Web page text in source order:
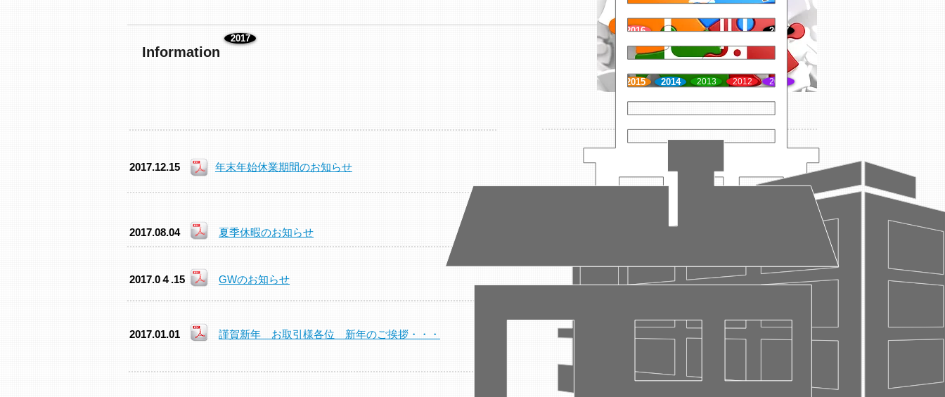
2016
2011
2017
2014
2015 2013 2012
Information
2017
2017.12.15 年末年始休業期間のお知らせ
2017.08.04 夏季休暇のお知らせ
2017.0４.15 GWのお知らせ
2017.01.01 謹賀新年 お取引様各位 新年のご挨拶・・・